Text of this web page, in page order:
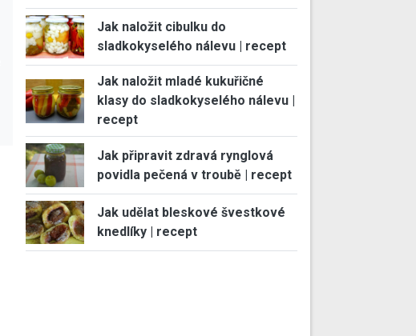
Jak naložit cibulku do
sladkokyselého nálevu | recept
Jak naložit mladé kukuřičné
klasy do sladkokyselého nálevu |
recept
Jak připravit zdravá rynglová
povidla pečená v troubě | recept
Jak udělat bleskové švestkové
knedlíky | recept